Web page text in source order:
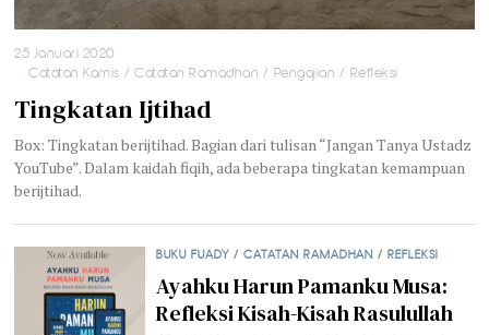
25 Januari 2020
Catatan Kamis / Catatan Ramadhan / Pengajian / Refleksi
Tingkatan Ijtihad
Box: Tingkatan berijtihad. Bagian dari tulisan “Jangan Tanya Ustadz
YouTube”. Dalam kaidah fiqih, ada beberapa tingkatan kemampuan
berijtihad.
BUKU FUADY / CATATAN RAMADHAN / REFLEKSI
Ayahku Harun Pamanku Musa:
Refleksi Kisah-Kisah Rasulullah